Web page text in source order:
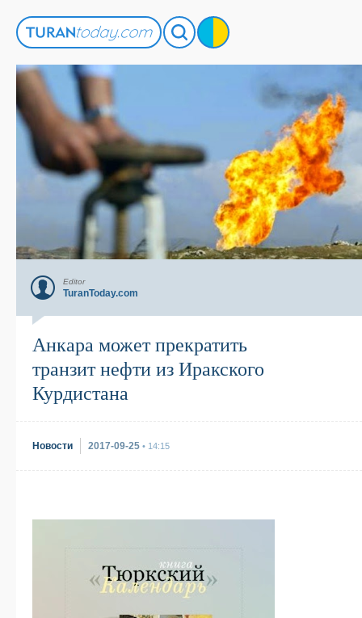
Editor
TuranToday.com
Анкара может прекратить
транзит нефти из Иракского
Курдистана
Новости 2017-09-25 • 14:15